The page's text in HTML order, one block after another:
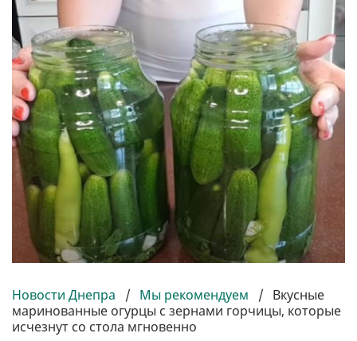
Новости Днепра / Мы рекомендуем / Вкусные
маринованные огурцы с зернами горчицы, которые
исчезнут со стола мгновенно